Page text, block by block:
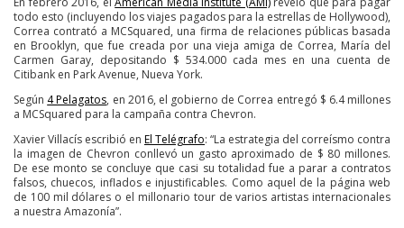
todo esto (incluyendo los viajes pagados para la estrellas de Hollywood),
Correa contrató a MCSquared, una firma de relaciones públicas basada
en Brooklyn, que fue creada por una vieja amiga de Correa, María del
Carmen Garay, depositando $ 534.000 cada mes en una cuenta de
Citibank en Park Avenue, Nueva York.
Según 4 Pelagatos, en 2016, el gobierno de Correa entregó $ 6.4 millones
a MCSquared para la campaña contra Chevron.
Xavier Villacís escribió en El Telégrafo: “La estrategia del correísmo contra
la imagen de Chevron conllevó un gasto aproximado de $ 80 millones.
De ese monto se concluye que casi su totalidad fue a parar a contratos
falsos, chuecos, inflados e injustificables. Como aquel de la página web
de 100 mil dólares o el millonario tour de varios artistas internacionales
a nuestra Amazonía”.